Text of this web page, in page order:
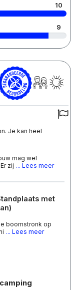
10
9
Je kan heel
mag wel
zij ... Lees meer
met
boomstronk op
... Lees meer